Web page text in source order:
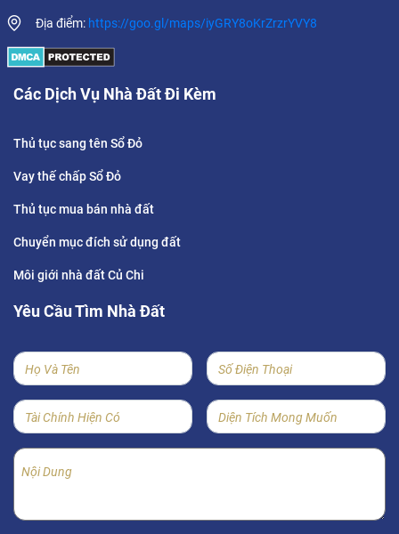
Địa điểm: https://goo.gl/maps/iyGRY8oKrZrzrYVY8
Các Dịch Vụ Nhà Đất Đi Kèm
Thủ tục sang tên Sổ Đỏ
Vay thế chấp Sổ Đỏ
Thủ tục mua bán nhà đất
Chuyển mục đích sử dụng đất
Môi giới nhà đất Củ Chi
Yêu Cầu Tìm Nhà Đất